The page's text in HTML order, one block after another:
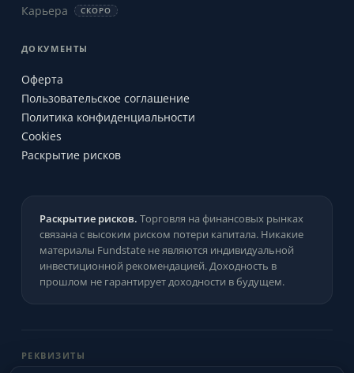
Карьера СКОРО
ДОКУМЕНТЫ
Оферта
Пользовательское соглашение
Политика конфиденциальности
Cookies
Раскрытие рисков
Раскрытие рисков. Торговля на финансовых рынках
связана с высоким риском потери капитала. Никакие
материалы Fundstate не являются индивидуальной
инвестиционной рекомендацией. Доходность в
прошлом не гарантирует доходности в будущем.
РЕКВИЗИТЫ